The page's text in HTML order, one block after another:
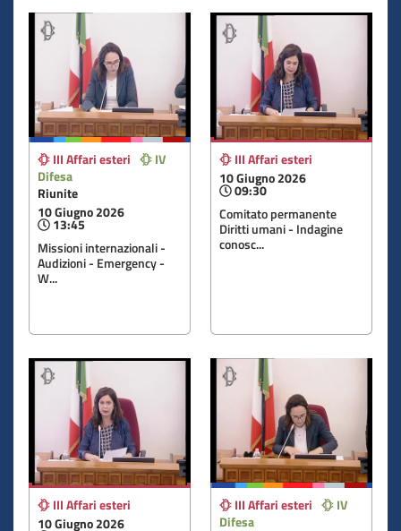
III Affari esteri
IV
Difesa
Riunite
10 Giugno 2026
13:45
Missioni internazionali -
Audizioni - Emergency -
W...
III Affari esteri
10 Giugno 2026
09:30
Comitato permanente
Diritti umani - Indagine
conosc...
III Affari esteri
10 Giugno 2026
III Affari esteri
IV
Difesa